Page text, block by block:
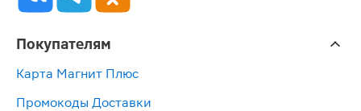
Покупателям
Карта Магнит Плюс
Промокоды Доставки